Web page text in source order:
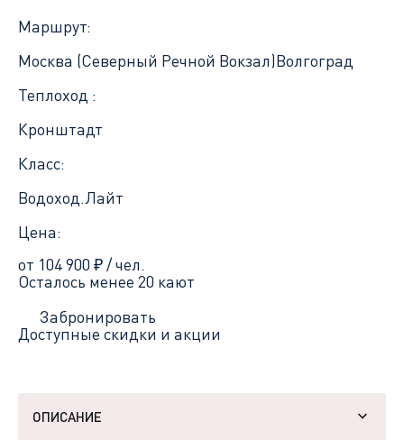
Маршрут:
Москва (Северный Речной Вокзал)Волгоград
Теплоход :
Кронштадт
Класс:
Водоход.Лайт
Цена:
от 104 900 ₽/ чел.
Осталось менее 20 кают
Забронировать
Доступные скидки и акции
ОПИСАНИЕ